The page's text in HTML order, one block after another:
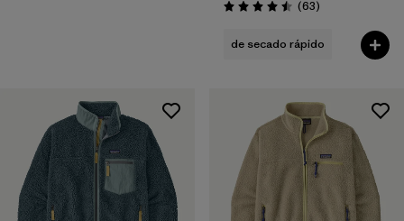
Puntuación: 4.5 / 5
(63Reseñas
)
de secado rápido